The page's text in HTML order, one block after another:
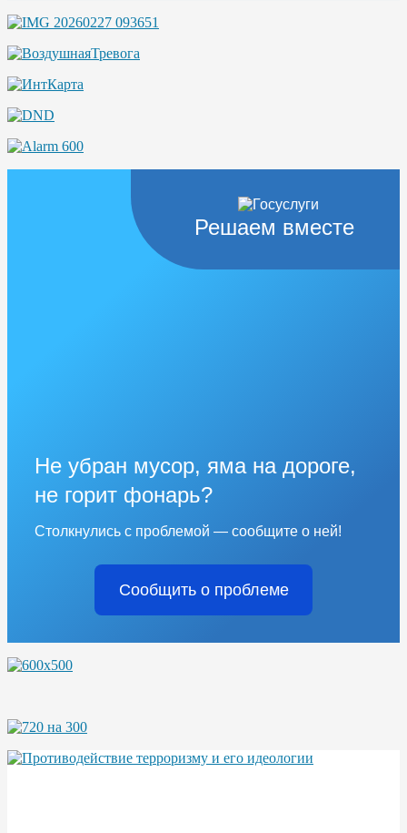
Решаем вместе
Не убран мусор, яма на дороге,
не горит фонарь?
Столкнулись с проблемой — сообщите о ней!
Сообщить о проблеме